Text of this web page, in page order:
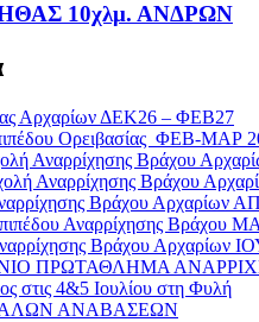
10χλμ. ΑΝΔΡΩΝ
Αρχαρίων ΔΕΚ26 – ΦΕΒ27
Ορειβασίας ΦΕΒ-ΜΑΡ
Αναρρίχησης Βράχου
Αναρρίχησης Βράχου
Βράχου Αρχαρίων
Αναρρίχησης Βράχου
Βράχου Αρχαρίων
ΠΡΩΤΑΘΛΗΜΑ
στις 4&5 Ιουλίου στη Φυλή
ΑΝΑΒΑΣΕΩΝ